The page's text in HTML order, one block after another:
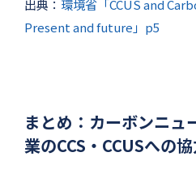
出典： 環境省「CCUS and
Present and future」p5
まとめ：カーボンニュ
業のCCS・CCUSへの